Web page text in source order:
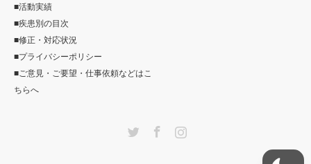
■活動実績
■疾患別の目次
■修正・対応状況
■プライバシーポリシー
■ご意見・ご要望・仕事依頼などはこ
ちらへ
Instagram